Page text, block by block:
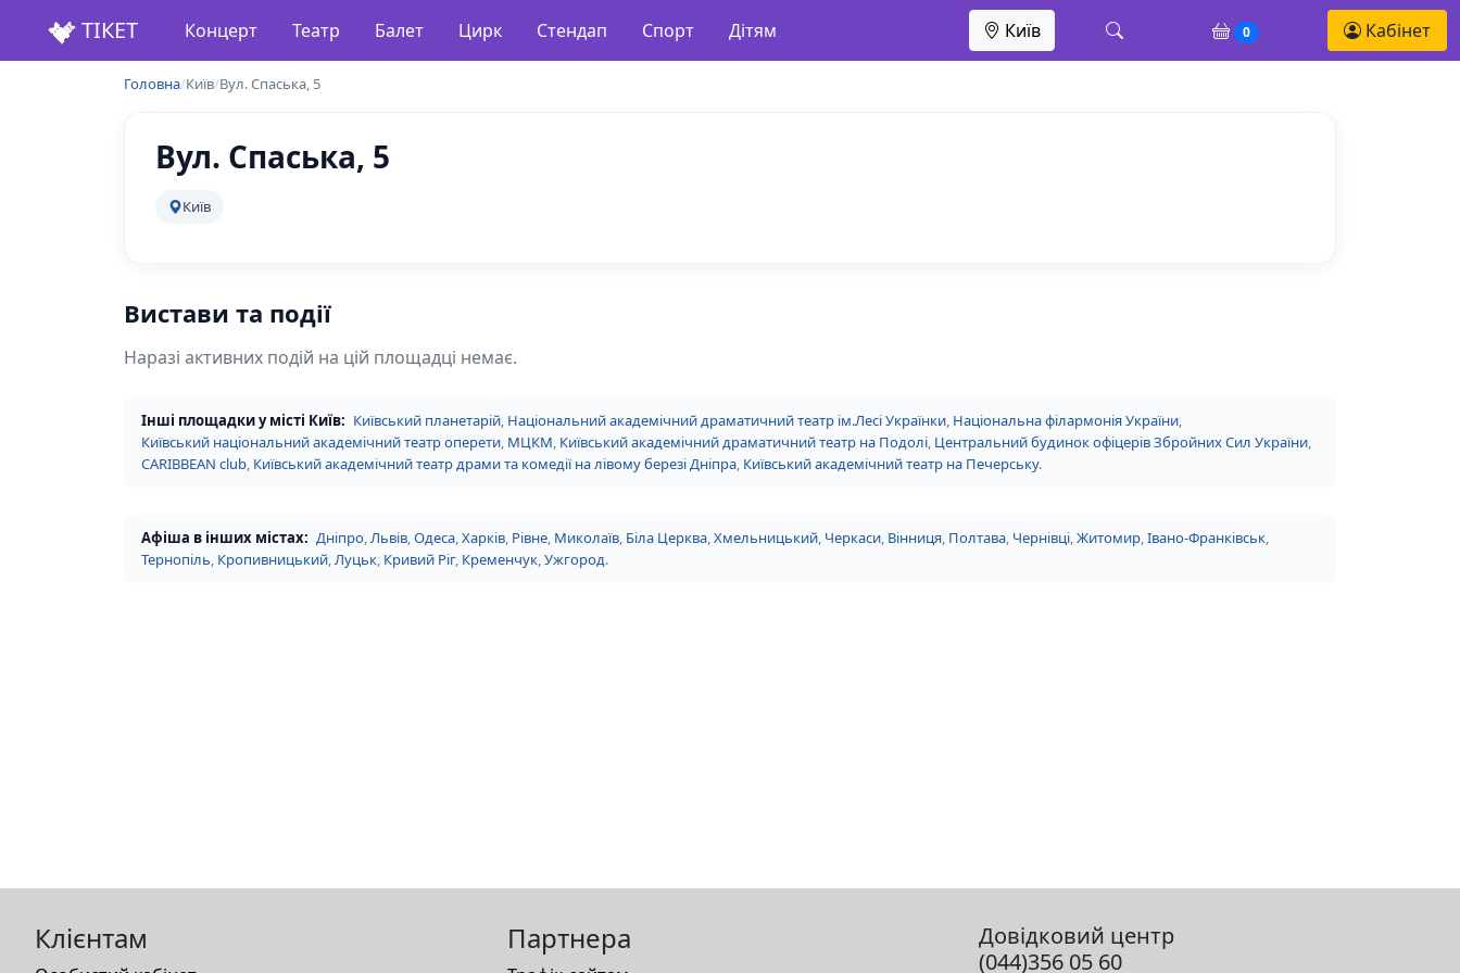
ТІКЕТ Концерт Театр Балет Цирк Стендап Спорт Дітям Київ 0 Кабінет
Головна/Київ/Вул. Спаська, 5
Вул. Спаська, 5
Київ
Вистави та події
Наразі активних подій на цій площадці немає.
Інші площадки у місті Київ: Київський планетарій, Національний академічний драматичний театр ім.Лесі Українки, Національна філармонія України,
Київський національний академічний театр оперети, МЦКМ, Київський академічний драматичний театр на Подолі, Центральний будинок офіцерів Збройних Сил України,
CARIBBEAN club, Київський академічний театр драми та комедії на лівому березі Дніпра, Київський академічний театр на Печерську.
Афіша в інших містах: Дніпро,Львів,Одеса,Харків, Рівне, Миколаїв, Біла Церква,Хмельницький, Черкаси, Вінниця, Полтава, Чернівці,Житомир,Івано-Франківськ,
Тернопіль, Кропивницький,Луцьк, Кривий Ріг, Кременчук,Ужгород.
Клієнтам Партнера
Довідковий центр
(044)356 05 60